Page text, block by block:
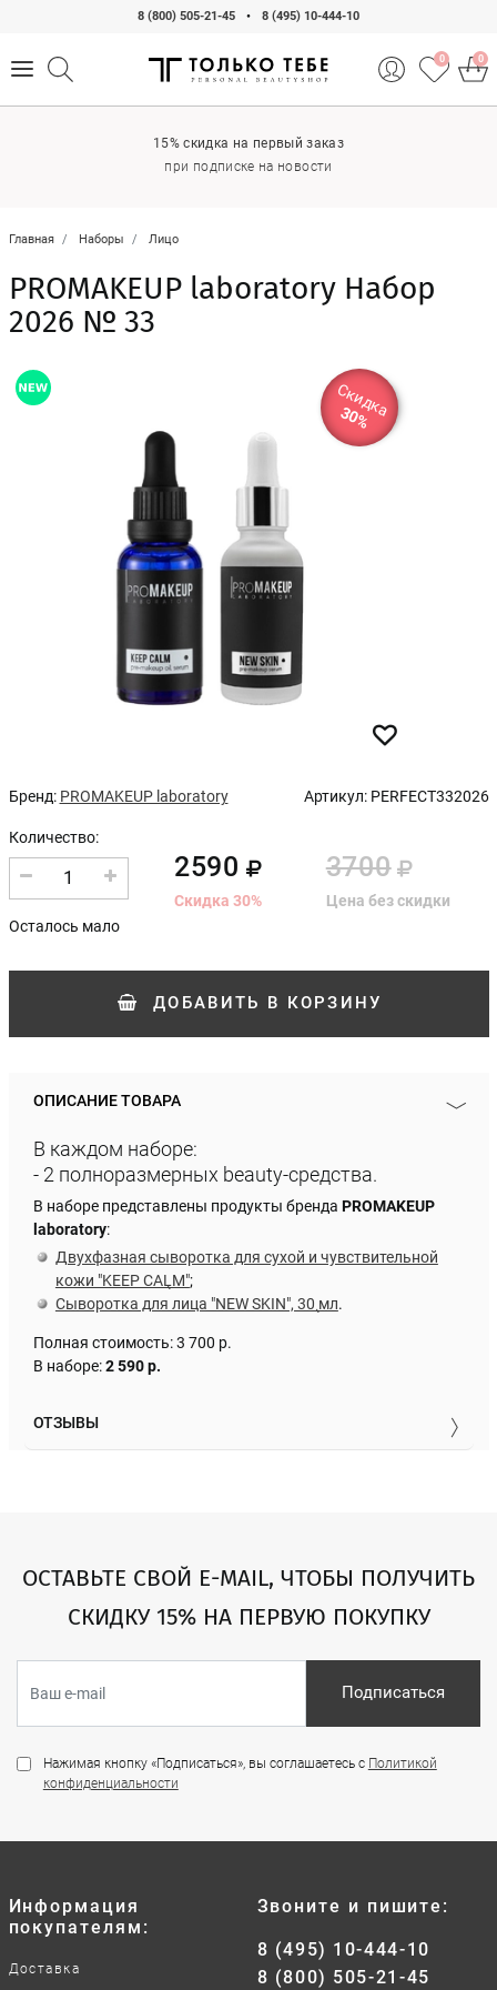
8 (800) 505-21-45 • 8 (495) 10-444-10
0 0
15% скидка на первый заказ
при подписке на новости
Главная Наборы Лицо
PROMAKEUP laboratory Набор
2026 № 33
Скидка
30%
Бренд: PROMAKEUP laboratory Артикул: PERFECT332026
Количество:
1
Осталось мало
2590
Скидка 30%
3700
Цена без скидки
ДОБАВИТЬ В КОРЗИНУ
ОПИСАНИЕ ТОВАРА
В каждом наборе:
- 2 полноразмерных beauty-средства.
В наборе представлены продукты бренда PROMAKEUP
laboratory:
Двухфазная сыворотка для сухой и чувствительной
кожи "KEEP CALM";
Сыворотка для лица "NEW SKIN", 30 мл.
Полная стоимость: 3 700 р.
В наборе:2 590р.
ОТЗЫВЫ
ОСТАВЬТЕ СВОЙ E-MAIL, ЧТОБЫ ПОЛУЧИТЬ
СКИДКУ 15% НА ПЕРВУЮ ПОКУПКУ
Подписаться
Нажимая кнопку «Подписаться», вы соглашаетесь с Политикой
конфиденциальности
Информация
покупателям:
Доставка
Звоните и пишите:
8 (495) 10-444-10
8 (800) 505-21-45